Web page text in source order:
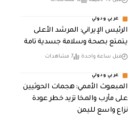
عربي ودولي
الرئيس الإيراني: المرشد الأعلى
يتمتع بصحة وسلامة جسدية تامة
قبل ساعة واحدة 7 مشاهدات
عربي ودولي
المبعوث الأممي: هجمات الحوثيين
على مأرب والمخا تزيد خطر عودة
نزاع واسع لليمن